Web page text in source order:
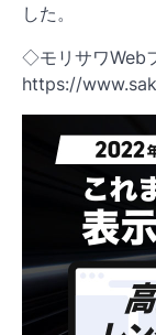
した。
◇モリサワWeb
https://